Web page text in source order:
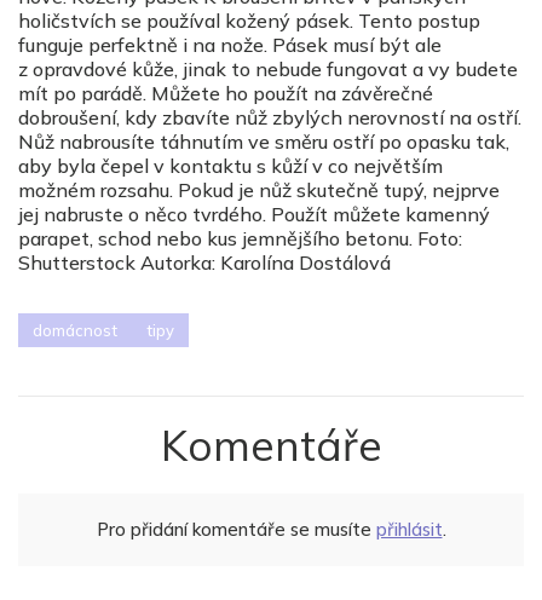
holičstvích se používal kožený pásek. Tento postup
funguje perfektně i na nože. Pásek musí být ale
z opravdové kůže, jinak to nebude fungovat a vy budete
mít po parádě. Můžete ho použít na závěrečné
dobroušení, kdy zbavíte nůž zbylých nerovností na ostří.
Nůž nabrousíte táhnutím ve směru ostří po opasku tak,
aby byla čepel v kontaktu s kůží v co největším
možném rozsahu. Pokud je nůž skutečně tupý, nejprve
jej nabruste o něco tvrdého. Použít můžete kamenný
parapet, schod nebo kus jemnějšího betonu. Foto:
Shutterstock Autorka: Karolína Dostálová
domácnost tipy
Komentáře
Pro přidání komentáře se musíte přihlásit.